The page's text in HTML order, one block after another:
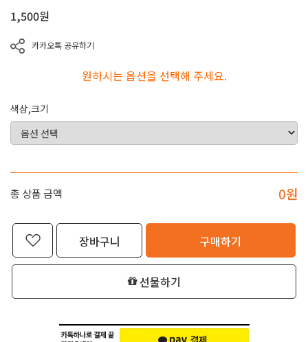
1,500원
카카오톡 공유하기
원하시는 옵션을 선택해 주세요.
색상,크기
총 상품 금액 0원
장바구니 구매하기
선물하기